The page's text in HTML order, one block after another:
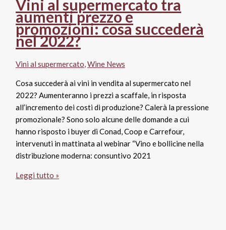
a
rallentatore
per
il
al
supermercato
Vini al supermercato tra
aumenti prezzo e
promozioni: cosa succederà
nel 2022?
Vini al supermercato,Wine News
Cosa succederà ai vini in vendita al supermercato nel
2022? Aumenteranno i prezzi a scaffale, in risposta
all’incremento dei costi di produzione? Calerà la pressione
promozionale? Sono solo alcune delle domande a cui
hanno risposto i buyer di Conad, Coop e Carrefour,
intervenuti in mattinata al webinar “Vino e bollicine nella
distribuzione moderna: consuntivo 2021
Vini
Leggi tutto »